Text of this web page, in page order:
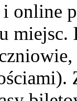
online
miejsc.